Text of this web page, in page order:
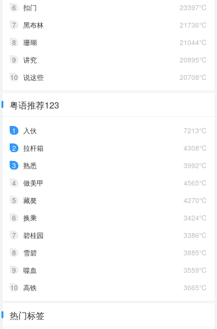
23397℃
6
扣门
21736℃
7
黑布林
21044℃
8
珊瑚
20895℃
9
讲究
20708℃
10 说这些
粤语推荐123
7213℃
1
入伙
4308℃
2
拉杆箱
3992℃
3
熟悉
4565℃
4
做美甲
4270℃
5
藏獒
3424℃
6
换乘
3386℃
7
碧桂园
3885℃
8
雪碧
3559℃
9
噬血
3665℃
10 高铁
热门标签